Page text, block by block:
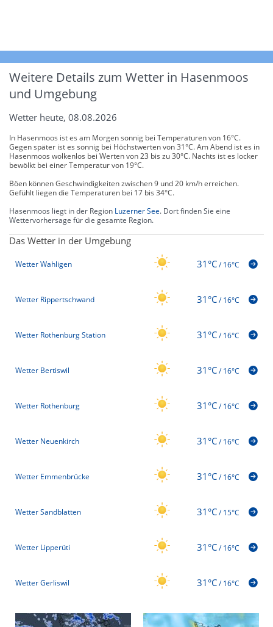
Weitere Details zum Wetter in Hasenmoos
und Umgebung
Wetter heute, 08.08.2026
In Hasenmoos ist es am Morgen sonnig bei Temperaturen von 16°C.
Gegen später ist es sonnig bei Höchstwerten von 31°C. Am Abend ist es in
Hasenmoos wolkenlos bei Werten von 23 bis zu 30°C. Nachts ist es locker
bewölkt bei einer Temperatur von 19°C.
Böen können Geschwindigkeiten zwischen 9 und 20 km/h erreichen.
Gefühlt liegen die Temperaturen bei 17 bis 34°C.
Hasenmoos liegt in der Region Luzerner See. Dort finden Sie eine
Wettervorhersage für die gesamte Region.
Das Wetter in der Umgebung
Wetter Wahligen 31°C/16°C
Wetter Rippertschwand 31°C/16°C
Wetter Rothenburg Station 31°C/16°C
Wetter Bertiswil 31°C/16°C
Wetter Rothenburg 31°C/16°C
Wetter Neuenkirch 31°C/16°C
Wetter Emmenbrücke 31°C/16°C
Wetter Sandblatten 31°C/15°C
Wetter Lipperüti 31°C/16°C
Wetter Gerliswil 31°C/16°C